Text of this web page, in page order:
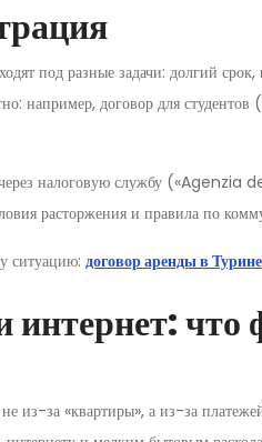
под разные задачи: долгий
например, договор для
через налоговую службу
расторжения и правила по
ситуацию: договор аренды в
что
из-за «квартиры», а из-за